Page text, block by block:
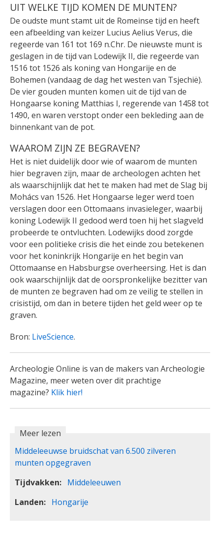
UIT WELKE TIJD KOMEN DE MUNTEN?
De oudste munt stamt uit de Romeinse tijd en heeft
een afbeelding van keizer Lucius Aelius Verus, die
regeerde van 161 tot 169 n.Chr. De nieuwste munt is
geslagen in de tijd van Lodewijk II, die regeerde van
1516 tot 1526 als koning van Hongarije en de
Bohemen (vandaag de dag het westen van Tsjechië).
De vier gouden munten komen uit de tijd van de
Hongaarse koning Matthias I, regerende van 1458 tot
1490, en waren verstopt onder een bekleding aan de
binnenkant van de pot.
WAAROM ZIJN ZE BEGRAVEN?
Het is niet duidelijk door wie of waarom de munten
hier begraven zijn, maar de archeologen achten het
als waarschijnlijk dat het te maken had met de Slag bij
Mohács van 1526. Het Hongaarse leger werd toen
verslagen door een Ottomaans invasieleger, waarbij
koning Lodewijk II gedood werd toen hij het slagveld
probeerde te ontvluchten. Lodewijks dood zorgde
voor een politieke crisis die het einde zou betekenen
voor het koninkrijk Hongarije en het begin van
Ottomaanse en Habsburgse overheersing. Het is dan
ook waarschijnlijk dat de oorspronkelijke bezitter van
de munten ze begraven had om ze veilig te stellen in
crisistijd, om dan in betere tijden het geld weer op te
graven.
Bron: LiveScience.
Archeologie Online is van de makers van Archeologie
Magazine, meer weten over dit prachtige
magazine? Klik hier!
Meer lezen
Middeleeuwse bruidschat van 6.500 zilveren
munten opgegraven
Tijdvakken
Middeleeuwen
Landen
Hongarije